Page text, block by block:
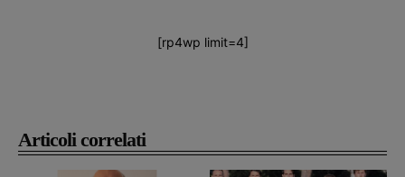
Articoli correlati
[rp4wp limit=4]